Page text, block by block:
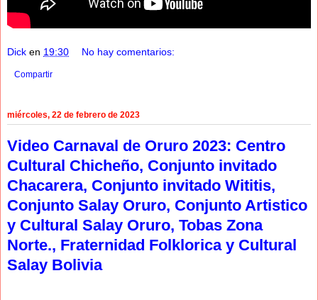
Dick en 19:30 No hay comentarios:
Compartir
miércoles, 22 de febrero de 2023
Video Carnaval de Oruro 2023: Centro
Cultural Chicheño, Conjunto invitado
Chacarera, Conjunto invitado Wititis,
Conjunto Salay Oruro, Conjunto Artistico
y Cultural Salay Oruro, Tobas Zona
Norte., Fraternidad Folklorica y Cultural
Salay Bolivia